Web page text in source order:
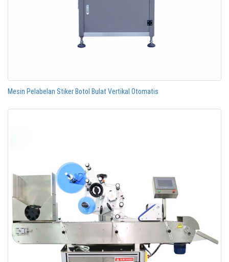
Mesin Pelabelan Stiker Botol Bulat Vertikal Otomatis